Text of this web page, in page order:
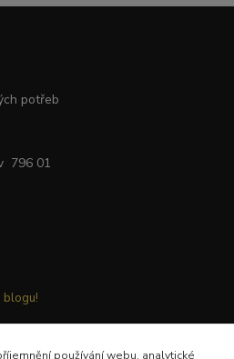
potřeb
796 01
blogu!
používání webu, analytické